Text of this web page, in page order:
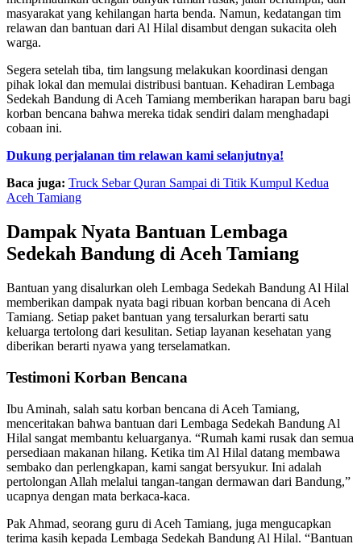
masyarakat yang kehilangan harta benda. Namun, kedatangan tim
relawan dan bantuan dari Al Hilal disambut dengan sukacita oleh
warga.
Segera setelah tiba, tim langsung melakukan koordinasi dengan
pihak lokal dan memulai distribusi bantuan. Kehadiran Lembaga
Sedekah Bandung di Aceh Tamiang memberikan harapan baru bagi
korban bencana bahwa mereka tidak sendiri dalam menghadapi
cobaan ini.
Dukung perjalanan tim relawan kami selanjutnya!
Baca juga: Truck Sebar Quran Sampai di Titik Kumpul Kedua
Aceh Tamiang
Dampak Nyata Bantuan Lembaga
Sedekah Bandung di Aceh Tamiang
Bantuan yang disalurkan oleh Lembaga Sedekah Bandung Al Hilal
memberikan dampak nyata bagi ribuan korban bencana di Aceh
Tamiang. Setiap paket bantuan yang tersalurkan berarti satu
keluarga tertolong dari kesulitan. Setiap layanan kesehatan yang
diberikan berarti nyawa yang terselamatkan.
Testimoni Korban Bencana
Ibu Aminah, salah satu korban bencana di Aceh Tamiang,
menceritakan bahwa bantuan dari Lembaga Sedekah Bandung Al
Hilal sangat membantu keluarganya. “Rumah kami rusak dan semua
persediaan makanan hilang. Ketika tim Al Hilal datang membawa
sembako dan perlengkapan, kami sangat bersyukur. Ini adalah
pertolongan Allah melalui tangan-tangan dermawan dari Bandung,”
ucapnya dengan mata berkaca-kaca.
Pak Ahmad, seorang guru di Aceh Tamiang, juga mengucapkan
terima kasih kepada Lembaga Sedekah Bandung Al Hilal. “Bantuan